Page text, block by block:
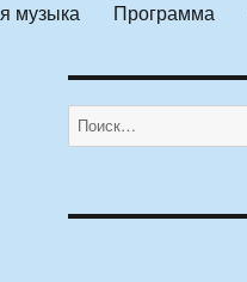
музыка Программа
Искать: